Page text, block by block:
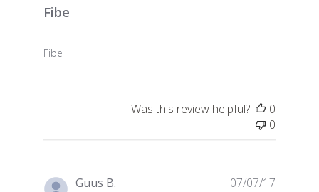
Fibe
Fibe
Was this review helpful?
0
0
Guus B. 07/07/17